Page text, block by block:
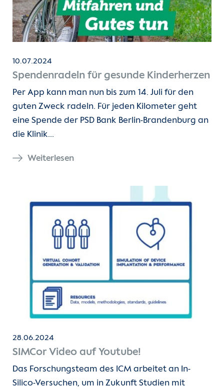
10.07.2024
Spendenradeln für gesunde Kinderherzen
Per App kann man nun bis zum 14. Juli für den
guten Zweck radeln. Für jeden Kilometer geht
eine Spende der PSD Bank Berlin-Brandenburg an
die Klinik…
Weiterlesen
28.06.2024
SIMCor Video auf Youtube!
Das Forschungsteam des ICM arbeitet an In-
Silico-Versuchen, um in Zukunft Studien mit